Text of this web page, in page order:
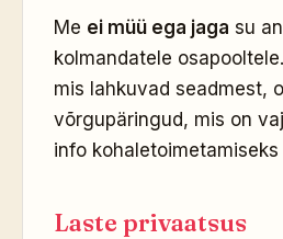
Me ei müü ega jaga su
kolmandatele
mis lahkuvad seadmest,
võrgupäringud, mis on
info
Laste privaatsus